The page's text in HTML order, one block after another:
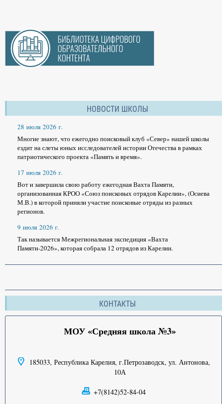
НОВОСТИ ШКОЛЫ
28 июля 2026 г.
Многие знают, что ежегодно поисковый клуб «Север» нашей школы
ездит на слеты юных исследователей истории Отечества в рамках
патриотического проекта «Память и время».
17 июля 2026 г.
Вот и завершила свою работу ежегодная Вахта Памяти,
организованная КРОО «Союз поисковых отрядов Карелии», (Осиева
М.В.) в которой приняли участие поисковые отряды из разных
регионов.
9 июля 2026 г.
Так называется Межрегиональная экспедиция «Вахта
Памяти-2026», которая собрала 12 отрядов из Карелии.
КОНТАКТЫ
МОУ «Средняя школа №3»
185033, Республика Карелия, г.Петрозаводск, ул. Антонова,
10А
+7(8142)52-84-04